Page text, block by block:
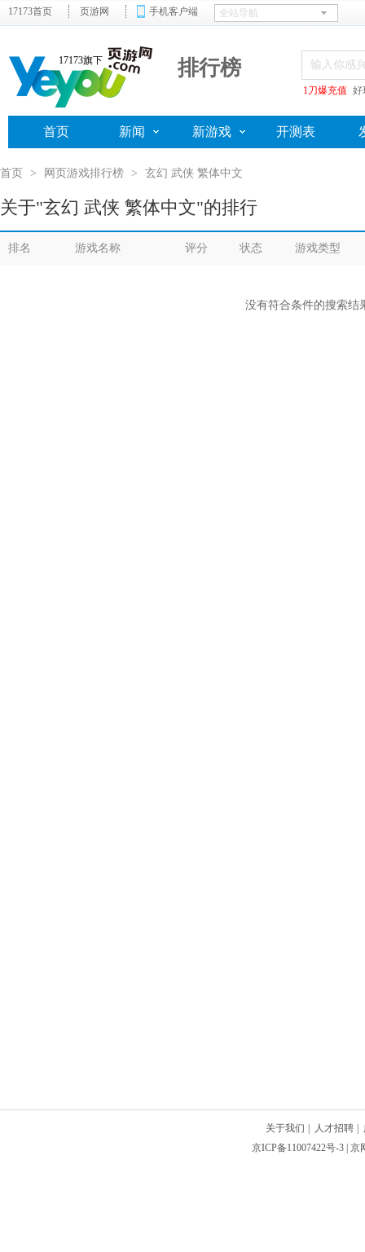
17173首页 页游网 手机客户端
17173旗下 排行榜
1刀爆充值 好
首页 新闻 新游戏 开测表
首页 > 网页游戏排行榜 > 玄幻 武侠 繁体中文
关于"玄幻 武侠 繁体中文"的排行
排名 游戏名称 评分 状态 游戏类型
没有符合条件的搜索结
关于我们 人才招聘
京ICP备11007422号-3 |